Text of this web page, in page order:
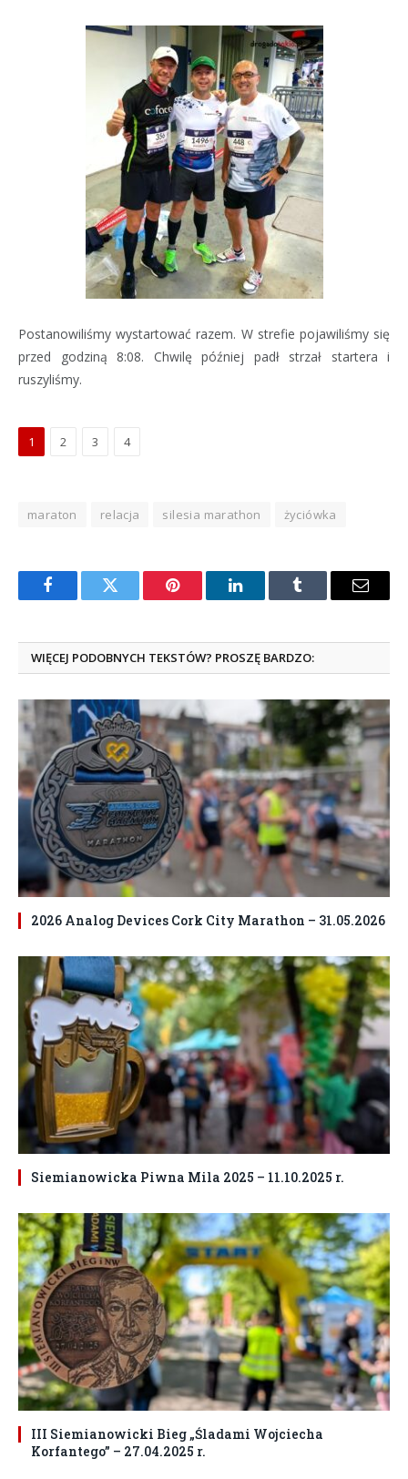
Postanowiliśmy wystartować razem. W strefie pojawiliśmy się
przed godziną 8:08. Chwilę później padł strzał startera i
ruszyliśmy.
1 2 3 4
maraton relacja silesia marathon życiówka
FacebookTwitter Pinterest LinkedInTumblr Email
WIĘCEJ PODOBNYCH TEKSTÓW? PROSZĘ BARDZO:
2026 Analog Devices Cork City Marathon – 31.05.2026
Siemianowicka Piwna Mila 2025 – 11.10.2025 r.
III Siemianowicki Bieg „Śladami Wojciecha
Korfantego” – 27.04.2025 r.